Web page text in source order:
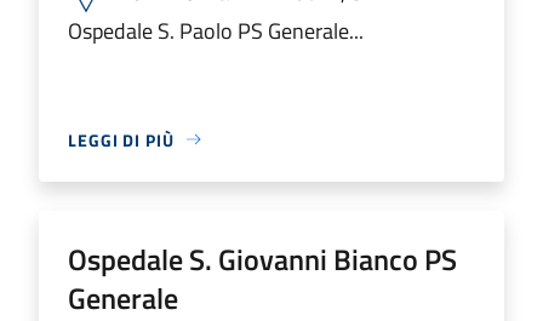
Ospedale S. Paolo PS Generale...
LEGGI DI PIÙ
Ospedale S. Giovanni Bianco PS
Generale